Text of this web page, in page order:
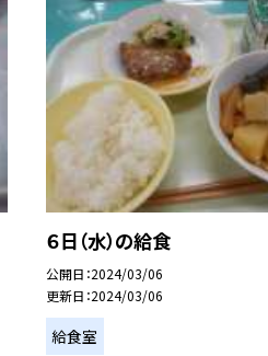
６日（水）の給食
公開日 2024/03/06
更新日 2024/03/06
給食室